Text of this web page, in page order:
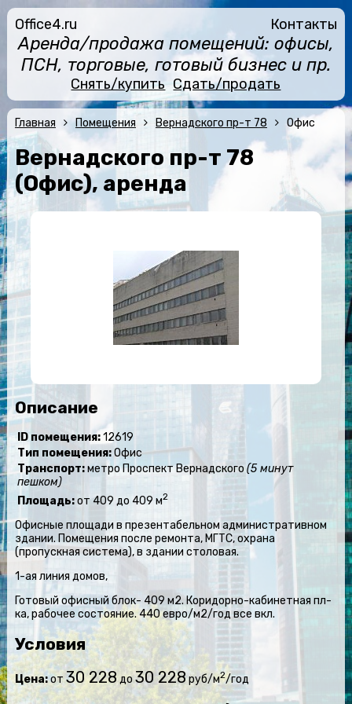
Office4.ru Контакты
Аренда/продажа помещений: офисы,
ПСН, торговые, готовый бизнес и пр.
Снять/купить Сдать/продать
Главная Помещения Вернадского пр-т 78 Офис
Вернадского пр-т 78
(Офис), аренда
Описание
ID помещения:12619
Тип помещения:Офис
Транспорт:метро Проспект Вернадского(5 минут
пешком)
Площадь:от 409 до 409 м2
Офисные площади в презентабельном административном
здании. Помещения после ремонта, МГТС, охрана
(пропускная система), в здании столовая.
1-ая линия домов,
Готовый офисный блок- 409 м2. Коридорно-кабинетная пл-
ка, рабочее состояние. 440 евро/м2/год все вкл.
Условия
Цена:от 30 228 до30 228руб/м2/год